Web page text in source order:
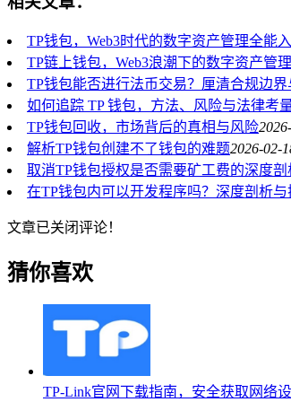
TP钱包，Web3时代的数字资产管理全能
TP链上钱包，Web3浪潮下的数字资产管
TP钱包能否进行法币交易？厘清合规边界
如何追踪 TP 钱包，方法、风险与法律考
TP钱包回收，市场背后的真相与风险
解析TP钱包创建不了钱包的难题2026-02-
取消TP钱包授权是否需要矿工费的深度剖
在TP钱包内可以开发程序吗？深度剖析与
文章已关闭评论！
猜你喜欢
TP-Link官网下载指南，安全获取网络